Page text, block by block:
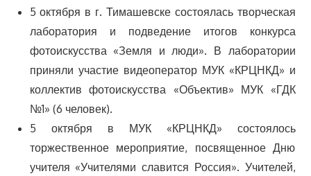
5 октября в г. Тимашевске состоялась творческая
лаборатория и подведение итогов конкурса
фотоискусства «Земля и люди». В лаборатории
приняли участие видеоператор МУК «КРЦНКД» и
коллектив фотоискусства «Объектив» МУК «ГДК
№1» (6 человек).
5 октября в МУК «КРЦНКД» состоялось
торжественное мероприятие, посвященное Дню
учителя «Учителями славится Россия». Учителей,